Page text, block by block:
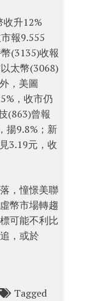
收升12%
報9.555
(3135)收報
太幣(3068)
，美圖
，收市仍
(863)曾報
揚9.8%；新
3.19元，收
，憧憬美聯
幣市場轉趨
可能不利比
，或於
Tagged